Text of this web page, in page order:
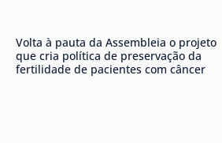
Volta à pauta da Assembleia o projeto
que cria política de preservação da
fertilidade de pacientes com câncer